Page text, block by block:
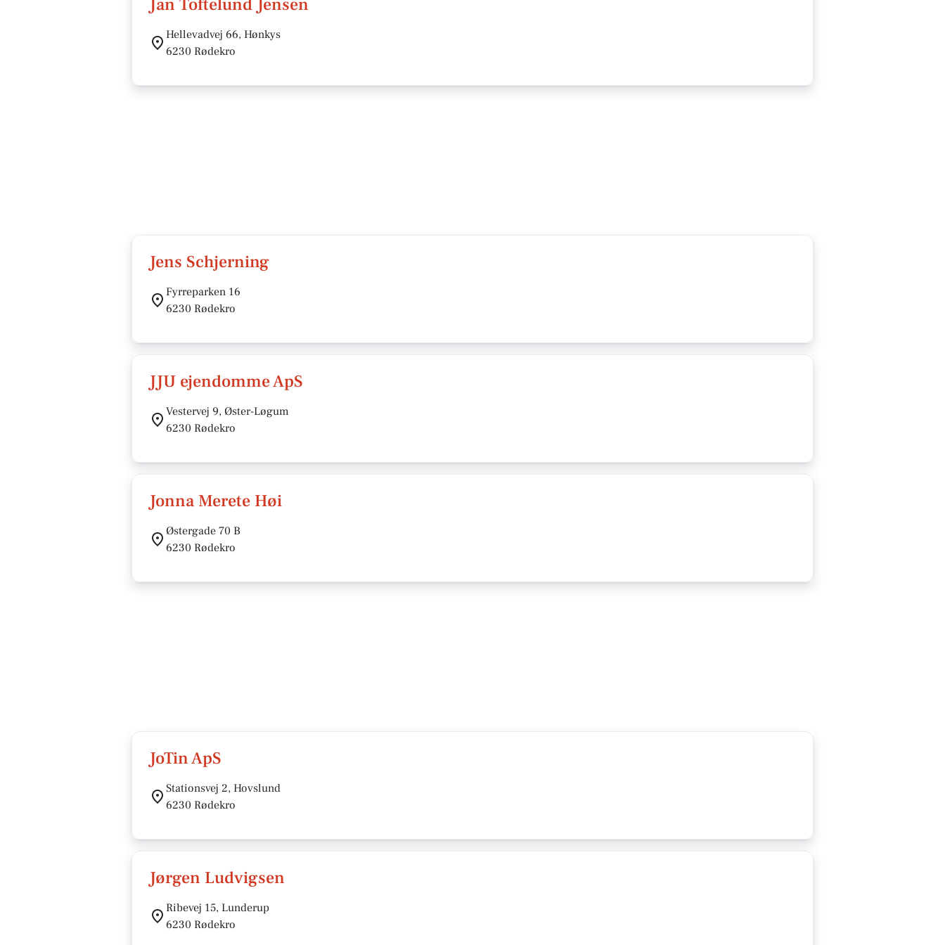
Jan Toftelund Jensen
Hellevadvej 66, Hønkys
6230 Rødekro
Jens Schjerning
Fyrreparken 16
6230 Rødekro
JJU ejendomme ApS
Vestervej 9, Øster-Løgum
6230 Rødekro
Jonna Merete Høi
Østergade 70 B
6230 Rødekro
JoTin ApS
Stationsvej 2, Hovslund
6230 Rødekro
Jørgen Ludvigsen
Ribevej 15, Lunderup
6230 Rødekro